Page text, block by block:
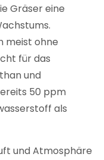
Gräser eine
meist ohne
für das
und
50 ppm
als
und Atmosphäre